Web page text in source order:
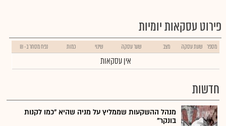
פירוט עסקאות יומיות
מספר שעת עסקה מצב שער עסקה שינוי כמות נפח מסחר ב- ₪
אין עסקאות
חדשות
מנהל ההשקעות שממליץ על מניה שהיא "כמו לקנות
בונקר"